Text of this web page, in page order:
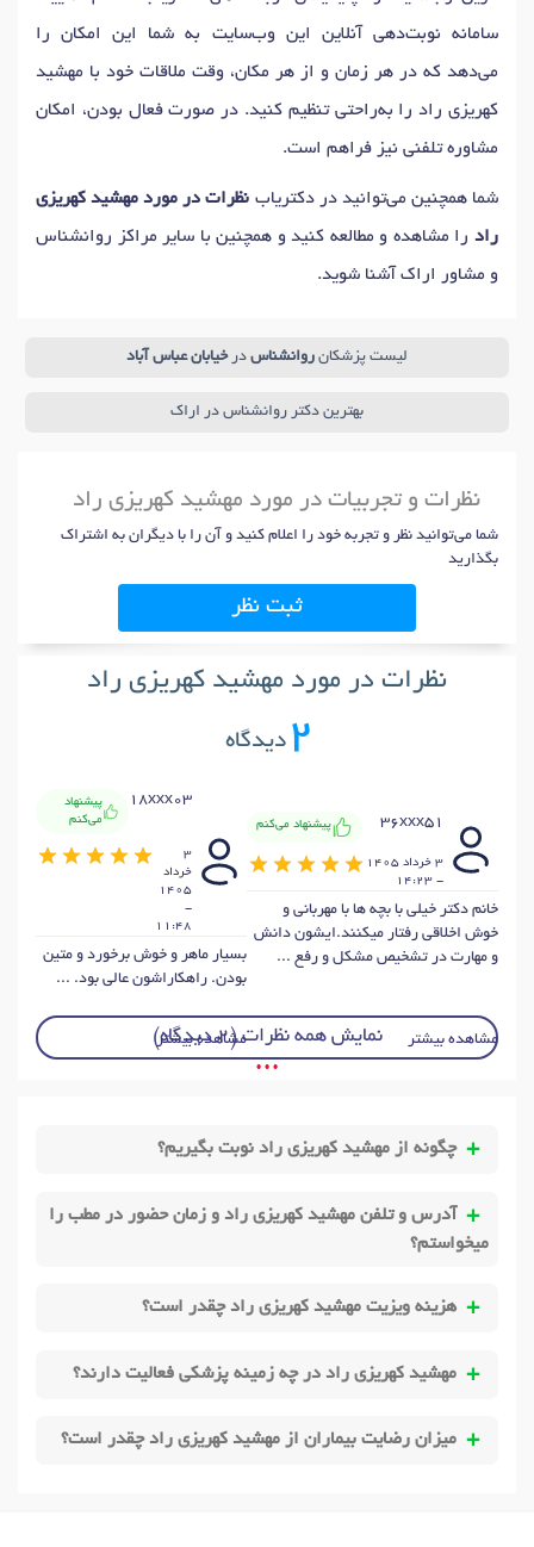
سامانه نوبت‌دهی آنلاین این وب‌سایت به شما این امکان را
می‌دهد که در هر زمان و از هر مکان، وقت ملاقات خود با مهشید
کهریزی راد را به‌راحتی تنظیم کنید. در صورت فعال بودن، امکان
مشاوره تلفنی نیز فراهم است.
شما همچنین می‌توانید در دکتریاب نظرات در مورد مهشید کهریزی
راد را مشاهده و مطالعه کنید و همچنین با سایر مراکز روانشناس
و مشاور اراک آشنا شوید.
لیست پزشکان روانشناس درخیابان عباس آباد
بهترین دکتر روانشناس در اراک
نظرات و تجربیات در مورد مهشید کهریزی راد
شما می‌توانید نظر و تجربه خود را اعلام کنید و آن را با دیگران به اشتراک
بگذارید
ثبت نظر
نظرات در مورد مهشید کهریزی راد
2دیدگاه
36xxx51 پیشنهاد می‌کنم
3 خرداد 1405
- 14:23
خانم دکتر خیلی با بچه ها با مهربانی و
خوش اخلاقی رفتار میکنند.ایشون دانش
و مهارت در تشخیص مشکل و رفع ...
مشاهده بیشتر
18xxx03
پیشنهاد
می‌کنم
3
خرداد
1405
-
11:48
بسیار ماهر و خوش برخورد و متین
بودن. راهکاراشون عالی بود. ...
مشاهده بیشترنمایش همه نظرات (2 دیدگاه)
• • •
چگونه از مهشید کهریزی راد نوبت بگیریم؟
آدرس و تلفن مهشید کهریزی راد و زمان حضور در مطب را
میخواستم؟
هزینه ویزیت مهشید کهریزی راد چقدر است؟
مهشید کهریزی راد در چه زمینه پزشکی فعالیت دارند؟
میزان رضایت بیماران از مهشید کهریزی راد چقدر است؟